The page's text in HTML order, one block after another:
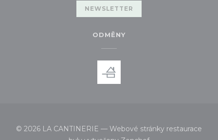
NEWSLETTER
ODMĚNY
© 2026 LA CANTINERIE — Webové stránky restaurace